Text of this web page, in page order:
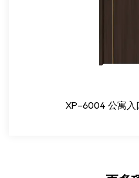
XP-6004 公寓入